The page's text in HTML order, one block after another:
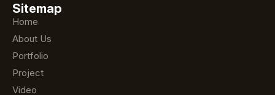
Sitemap
Home
About Us
Portfolio
Project
Video